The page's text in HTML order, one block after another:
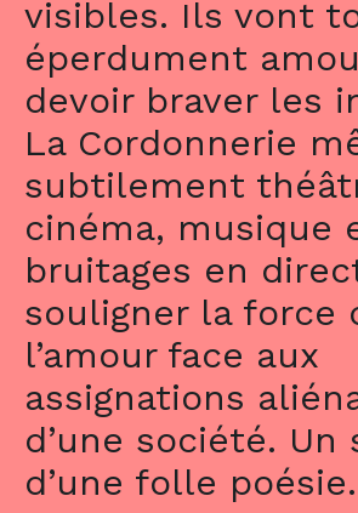
visibles. Ils vont
éperdument
devoir braver les
La Cordonnerie
subtilement
cinéma, musique
bruitages en
souligner la force
l’amour face aux
assignations
d’une société. Un
d’une folle poésie.